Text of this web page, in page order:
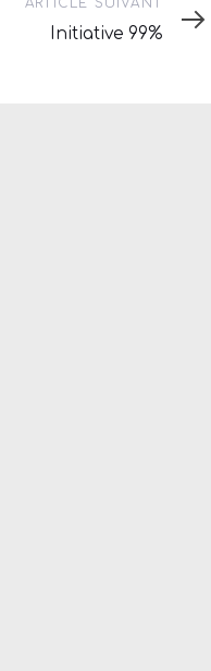
suivant
ARTICLE SUIVANT
Initiative 99%